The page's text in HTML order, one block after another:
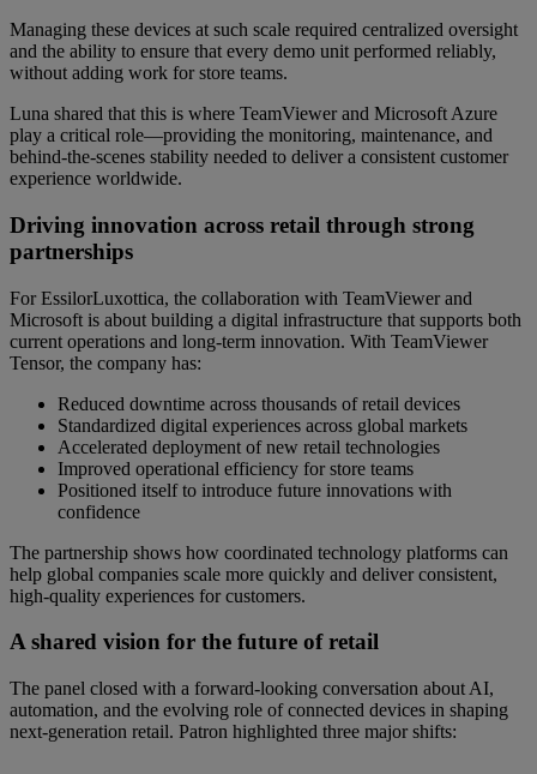
Managing these devices at such scale required centralized oversight
and the ability to ensure that every demo unit performed reliably,
without adding work for store teams.
Luna shared that this is where TeamViewer and Microsoft Azure
play a critical role—providing the monitoring, maintenance, and
behind-the-scenes stability needed to deliver a consistent customer
experience worldwide.
Driving innovation across retail through strong
partnerships
For EssilorLuxottica, the collaboration with TeamViewer and
Microsoft is about building a digital infrastructure that supports both
current operations and long-term innovation. With TeamViewer
Tensor, the company has:
Reduced downtime across thousands of retail devices
Standardized digital experiences across global markets
Accelerated deployment of new retail technologies
Improved operational efficiency for store teams
Positioned itself to introduce future innovations with
confidence
The partnership shows how coordinated technology platforms can
help global companies scale more quickly and deliver consistent,
high-quality experiences for customers.
A shared vision for the future of retail
The panel closed with a forward-looking conversation about AI,
automation, and the evolving role of connected devices in shaping
next-generation retail. Patron highlighted three major shifts: